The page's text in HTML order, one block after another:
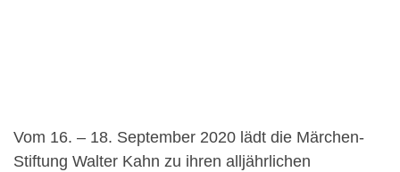
Vom 16. – 18. September 2020 lädt die Märchen-
Stiftung Walter Kahn zu ihren alljährlichen